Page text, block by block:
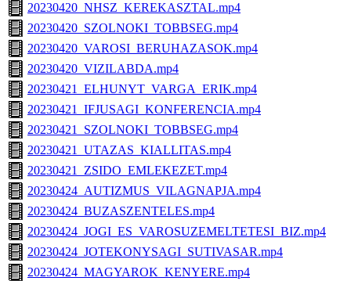
20230420_NHSZ_KEREKASZTAL.mp4
20230420_SZOLNOKI_TOBBSEG.mp4
20230420_VAROSI_BERUHAZASOK.mp4
20230420_VIZILABDA.mp4
20230421_ELHUNYT_VARGA_ERIK.mp4
20230421_IFJUSAGI_KONFERENCIA.mp4
20230421_SZOLNOKI_TOBBSEG.mp4
20230421_UTAZAS_KIALLITAS.mp4
20230421_ZSIDO_EMLEKEZET.mp4
20230424_AUTIZMUS_VILAGNAPJA.mp4
20230424_BUZASZENTELES.mp4
20230424_JOGI_ES_VAROSUZEMELTETESI_BIZ.mp4
20230424_JOTEKONYSAGI_SUTIVASAR.mp4
20230424_MAGYAROK_KENYERE.mp4